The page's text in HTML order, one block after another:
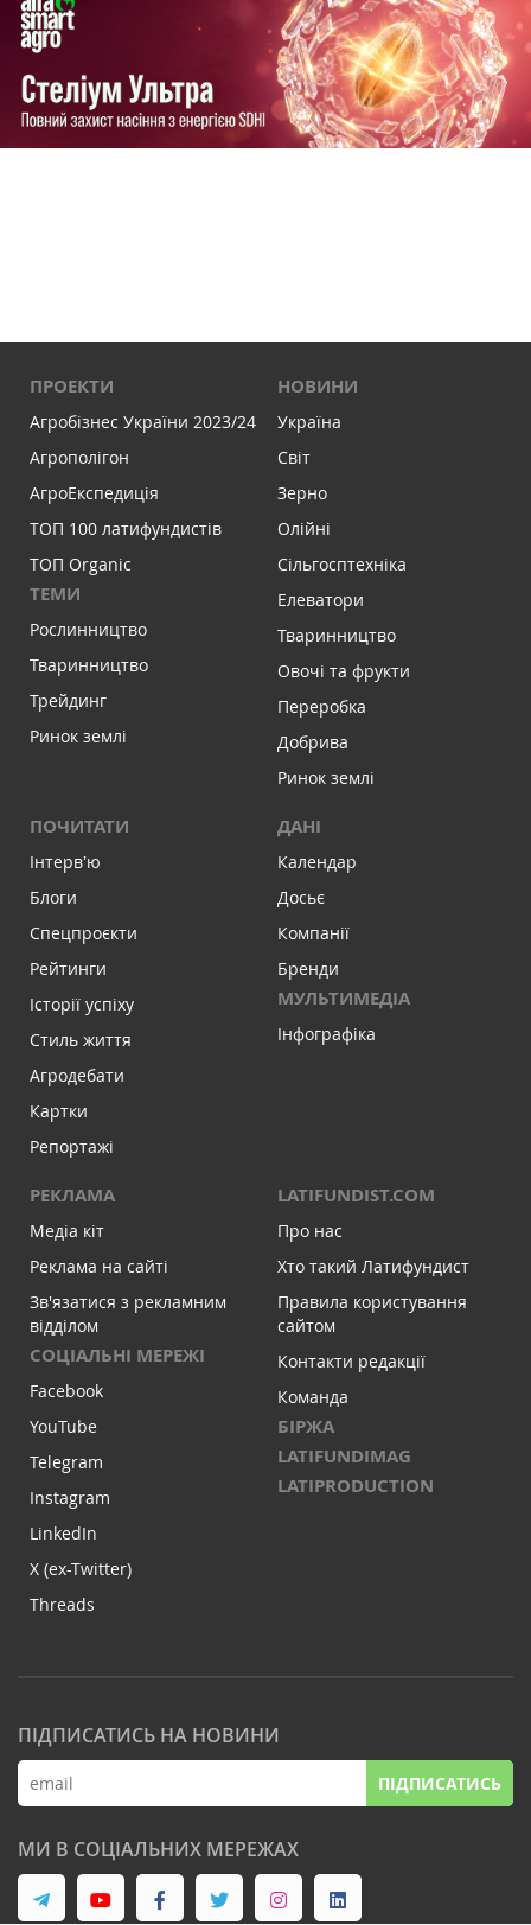
ПРОЕКТИ
Агробізнес України 2023/24
Агрополігон
АгроЕкспедиція
ТОП 100 латифундистів
ТОП Organic
ТЕМИ
Рослинництво
Тваринництво
Трейдинг
Ринок землі
НОВИНИ
Україна
Світ
Зерно
Олійні
Сільгосптехніка
Елеватори
Тваринництво
Овочі та фрукти
Переробка
Добрива
Ринок землі
ПОЧИТАТИ
Інтервʼю
Блоги
Спецпроєкти
Рейтинги
Історії успіху
Стиль життя
Агродебати
Картки
Репортажі
ДАНІ
Календар
Досьє
Компанії
Бренди
МУЛЬТИМЕДІА
Інфографіка
РЕКЛАМА
Медіа кіт
Реклама на сайті
Зв'язатися з рекламним
відділом
СОЦІАЛЬНІ МЕРЕЖІ
Facebook
YouTube
Telegram
Instagram
LinkedIn
X (ex-Twitter)
Threads
LATIFUNDIST.COM
Про нас
Хто такий Латифундист
Правила користування
сайтом
Контакти редакції
Команда
БІРЖА
LATIFUNDIMAG
LATIPRODUCTION
ПІДПИСАТИСЬ НА НОВИНИ
ПІДПИСАТИСЬ
МИ В СОЦІАЛЬНИХ МЕРЕЖАХ